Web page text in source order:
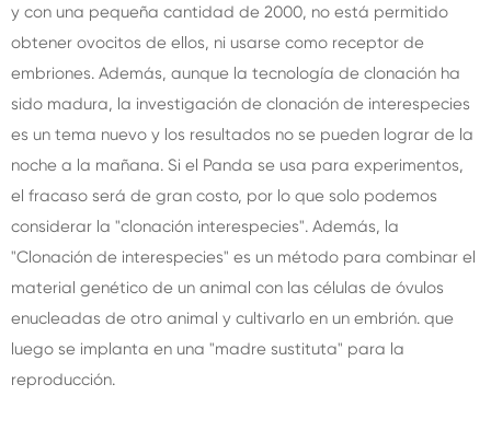
y con una pequeña cantidad de 2000, no está permitido
obtener ovocitos de ellos, ni usarse como receptor de
embriones. Además, aunque la tecnología de clonación ha
sido madura, la investigación de clonación de interespecies
es un tema nuevo y los resultados no se pueden lograr de la
noche a la mañana. Si el Panda se usa para experimentos,
el fracaso será de gran costo, por lo que solo podemos
considerar la "clonación interespecies". Además, la
"Clonación de interespecies" es un método para combinar el
material genético de un animal con las células de óvulos
enucleadas de otro animal y cultivarlo en un embrión. que
luego se implanta en una "madre sustituta" para la
reproducción.